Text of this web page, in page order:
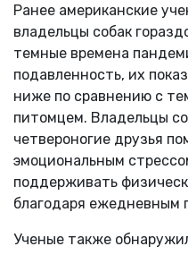
Ранее американские
владельцы собак
темные времена
подавленность, их
ниже по сравнению с
питомцем. Владельцы
четвероногие друзья
эмоциональным
поддерживать
благодаря ежедневным
Ученые также